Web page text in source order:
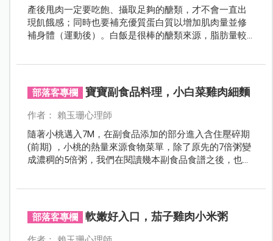
產後甩肉一定要吃飽、攝取足夠的醣類，才不會一直出
現飢餓感；同時也要補充優質蛋白質以增加肌肉量並修
補身體（運動後）。白飯是很棒的醣類來源，脂肪量較
部落客專欄 寶寶副食品料理，小白菜雞肉細麵
作者： 賴玉珊心理師
隨著小桃邁入7M，在副食品添加的部分進入含住壓碎期
(前期) ，小桃的熱量來源食物菜單，除了原先的7倍粥變
成濃稠的5倍粥，我們在閱讀幾本副食品食譜之後，也開
部落客專欄 軟嫩好入口，茄子雞肉小米粥